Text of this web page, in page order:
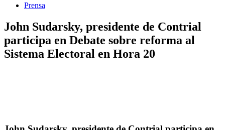
Prensa
John Sudarsky, presidente de Contrial
participa en Debate sobre reforma al
Sistema Electoral en Hora 20